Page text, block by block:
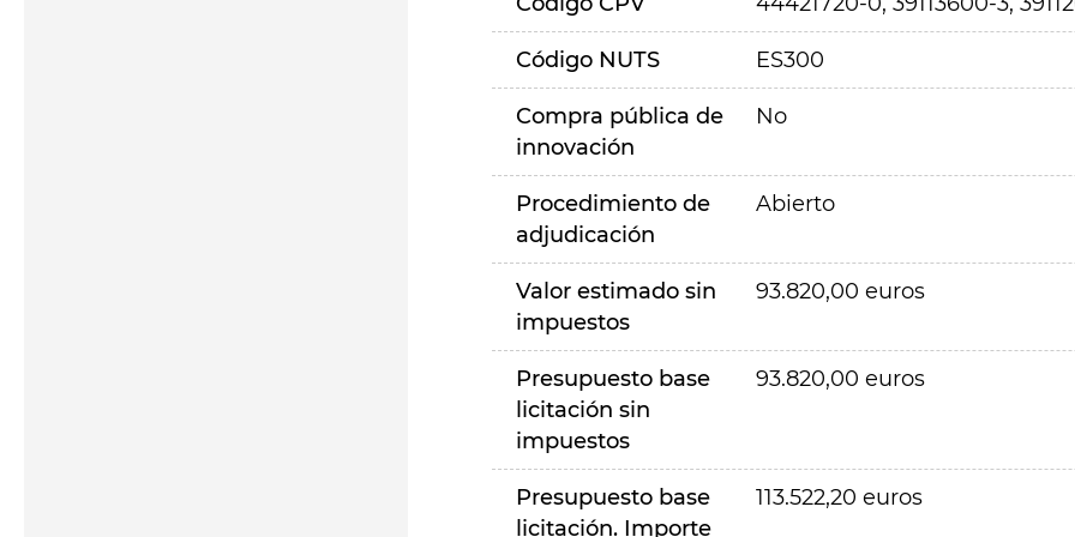
Código NUTS ES300
Compra pública de
innovación
No
Procedimiento de
adjudicación
Abierto
Valor estimado sin
impuestos
93.820,00 euros
Presupuesto base
licitación sin
impuestos
93.820,00 euros
Presupuesto base
licitación. Importe
113.522,20 euros